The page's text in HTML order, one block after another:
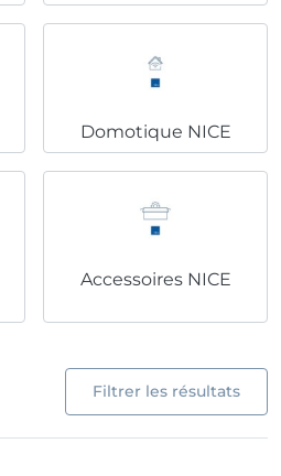
Domotique NICE
Accessoires NICE
Filtrer les résultats